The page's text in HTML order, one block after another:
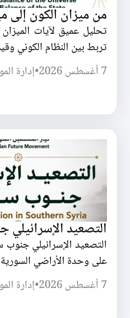
من ميزان الكون إلى
تحليل عميق لآيات
تربط بين النظام الكوني
7 أغسطس 2026
•إدارة
التصعيد
التصعيد الإسرائيلي
على وحدة الأراضي
7 أغسطس 2026
•إدارة